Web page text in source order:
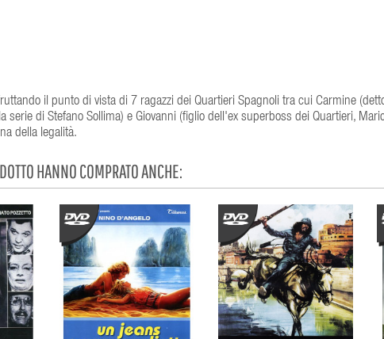
il punto di vista di 7 ragazzi dei Quartieri Spagnoli tra cui Carmine
di Stefano Sollima) e Giovanni (figlio dell'ex superboss dei Quartieri,
della legalità.
HANNO COMPRATO ANCHE: